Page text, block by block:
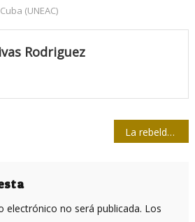
(UNEAC)
Rodriguez
La rebelde palabra de los cimarrones
electrónico no será publicada. Los